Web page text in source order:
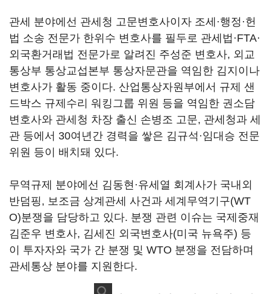
관세 분야에선 관세청 고문변호사이자 조세·행정·헌
법 소송 전문가 한위수 변호사를 필두로 관세법·FTA·
외국환거래법 전문가로 알려진 주성준 변호사, 외교
통상부 통상교섭본부 통상자문관을 역임한 김지이나
변호사가 활동 중이다. 산업통상자원부에서 규제 샌
드박스 규제수리 워킹그룹 위원 등을 역임한 권소담
변호사와 관세청 차장 출신 손병조 고문, 관세청과 세
관 등에서 30여년간 경력을 쌓은 김규석·임대승 전문
위원 등이 배치돼 있다.
무역규제 분야에선 김동현·유세열 회계사가 국내외
반덤핑, 보조금 상계관세 사건과 세계무역기구(WT
O)분쟁을 담당하고 있다. 분쟁 관련 이슈는 국제중재
김준우 변호사, 김세진 외국변호사(미국 뉴욕주) 등
이 투자자와 국가 간 분쟁 및 WTO 분쟁을 전담하며
관세통상 분야를 지원한다.